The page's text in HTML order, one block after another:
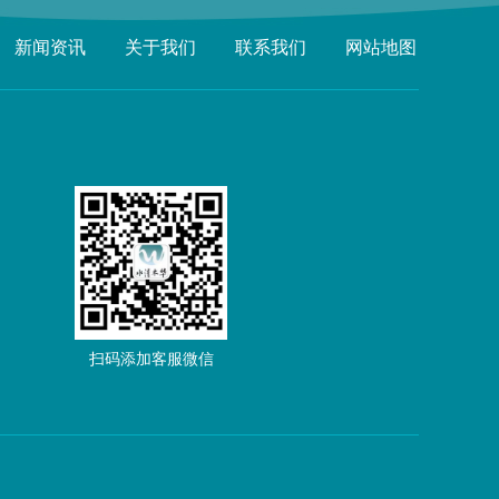
新闻资讯 关于我们 联系我们 网站地图
扫码添加客服微信